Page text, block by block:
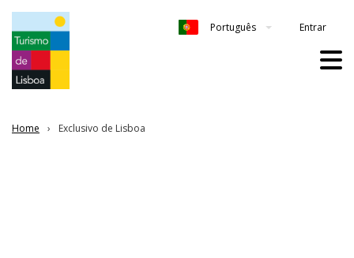
Português Entrar
Home Exclusivo de Lisboa